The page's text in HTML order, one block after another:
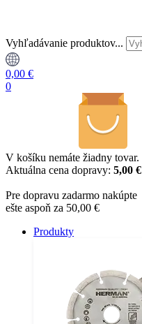
Vyhľadávanie produktov...
0,00 €
0
V košíku nemáte žiadny tovar.
Aktuálna cena dopravy: 5,00 €
Pre dopravu zadarmo nakúpte
ešte aspoň za 50,00 €
Produkty